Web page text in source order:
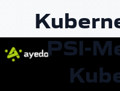
PSI-